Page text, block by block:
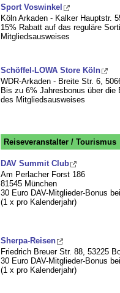
Sport Voswinkel
Köln Arkaden - Kalker Hauptstr.
15% Rabatt auf das reguläre
Mitgliedsausweises
Schöffel-LOWA Store Köln
WDR-Arkaden - Breite Str. 6,
Bis zu 6% Jahresbonus über die
des Mitgliedsausweises
Reiseveranstalter / Tourismus
DAV Summit Club
Am Perlacher Forst 186
81545 München
30 Euro DAV-Mitglieder-Bonus
(1 x pro Kalenderjahr)
Sherpa-Reisen
Friedrich Breuer Str. 88, 53225
30 Euro DAV-Mitglieder-Bonus
(1 x pro Kalenderjahr)